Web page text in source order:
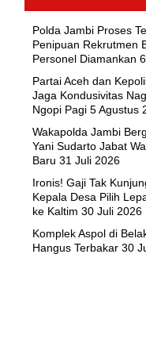
Polda Jambi Proses
Penipuan Rekrutmen
Personel Diamankan
Partai Aceh dan
Jaga Kondusivitas
Ngopi Pagi 5 Agustus
Wakapolda Jambi
Yani Sudarto Jabat
Baru 31 Juli 2026
Ironis! Gaji Tak
Kepala Desa Pilih
ke Kaltim 30 Juli 2026
Komplek Aspol di
Hangus Terbakar 30